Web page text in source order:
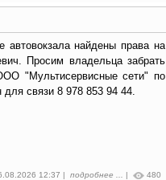
найдены права на
Просим владельца забрать
"Мультисервисные сети" по
связи 8 978 853 94 44.
12:37 | подробнее ... | 480